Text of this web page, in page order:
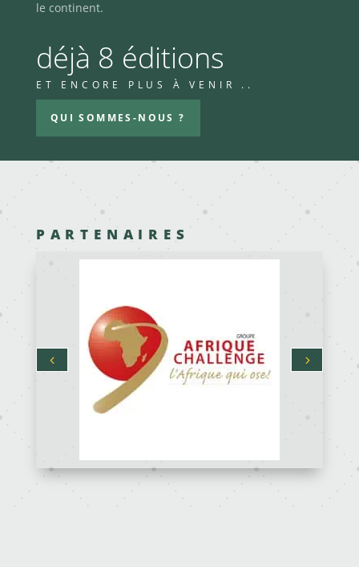
le continent.
déjà 8 éditions
ET ENCORE PLUS À VENIR ..
QUI SOMMES-NOUS ?
PARTENAIRES
Démarrez votre Projet
Hub Africa offre l’écosystème le plus complet
en matière d’accompagnement entrepreneurial
en Afrique.
ACCUEIL
SERVICES
A PROPOS
CONTACT